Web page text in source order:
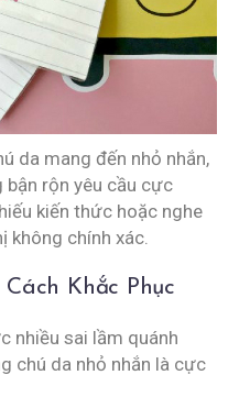
da mang đến nhỏ nhắn,
bận rộn yêu cầu cực
kiến thức hoặc nghe
không chính xác.
Khắc Phục
nhiều sai lầm quánh
chú da nhỏ nhắn là cực